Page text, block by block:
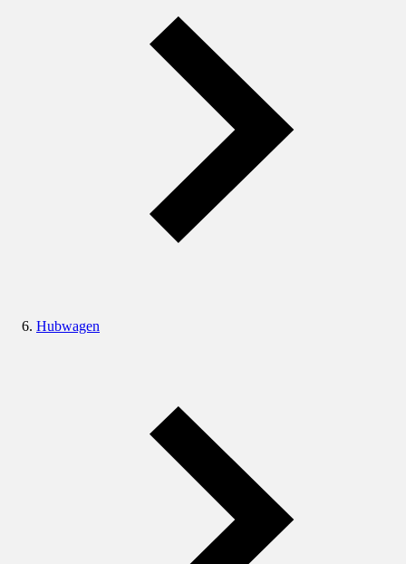
Hubwagen